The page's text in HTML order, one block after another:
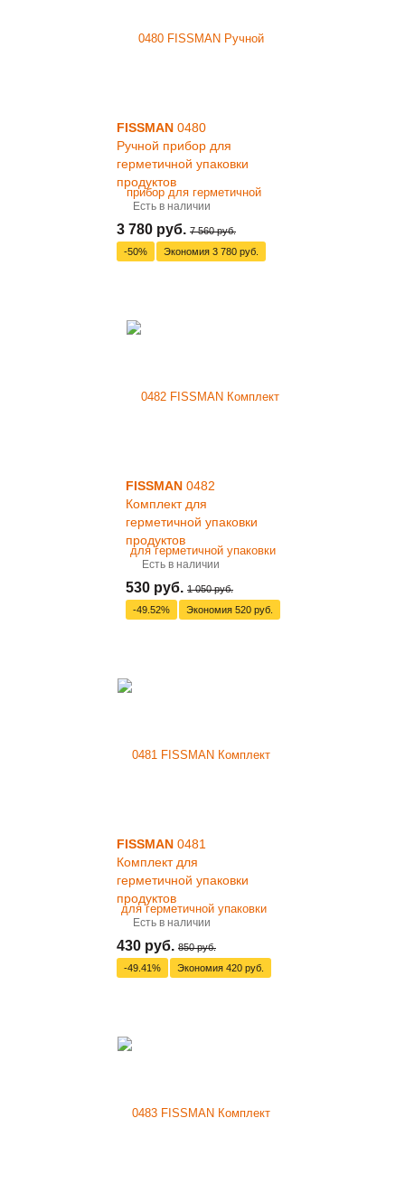
FISSMAN 0480
Ручной прибор для
герметичной упаковки
продуктов
Есть в наличии
3 780 руб. 7 560 руб.
-50%
Экономия 3 780 руб.
FISSMAN 0482
Комплект для
герметичной упаковки
продуктов
Есть в наличии
530 руб. 1 050 руб.
-49.52%
Экономия 520 руб.
FISSMAN 0481
Комплект для
герметичной упаковки
продуктов
Есть в наличии
430 руб. 850 руб.
-49.41%
Экономия 420 руб.